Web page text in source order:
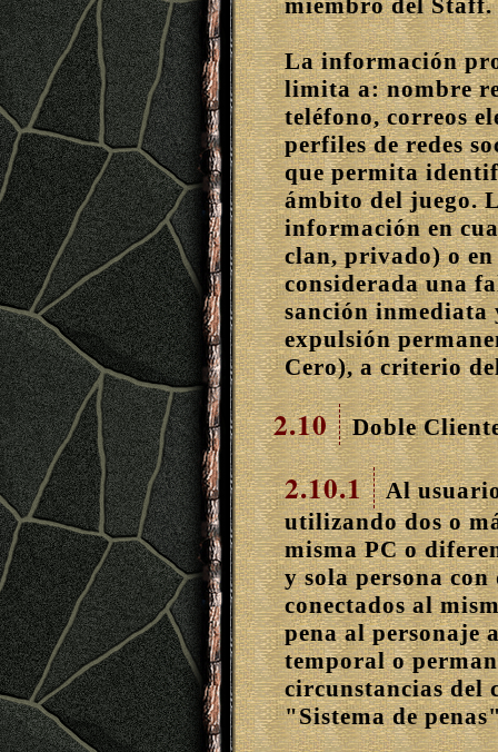
miembro del Staff.
La información
limita a: nombre
teléfono, correos
perfiles de redes
que permita
ámbito del juego.
información en
clan, privado) o en
considerada una
sanción inmediata
expulsión
Cero), a criterio
2.10 Doble
2.10.1
Al
utilizando dos o
misma PC o
y sola persona con
conectados al
pena al personaje
temporal o
circunstancias del
"Sistema de